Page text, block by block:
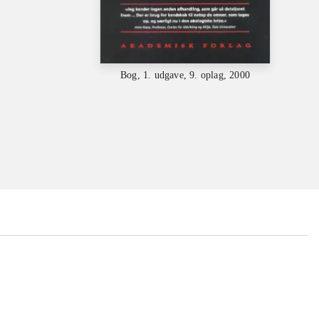
Bog, 1. udgave, 9. oplag, 2000